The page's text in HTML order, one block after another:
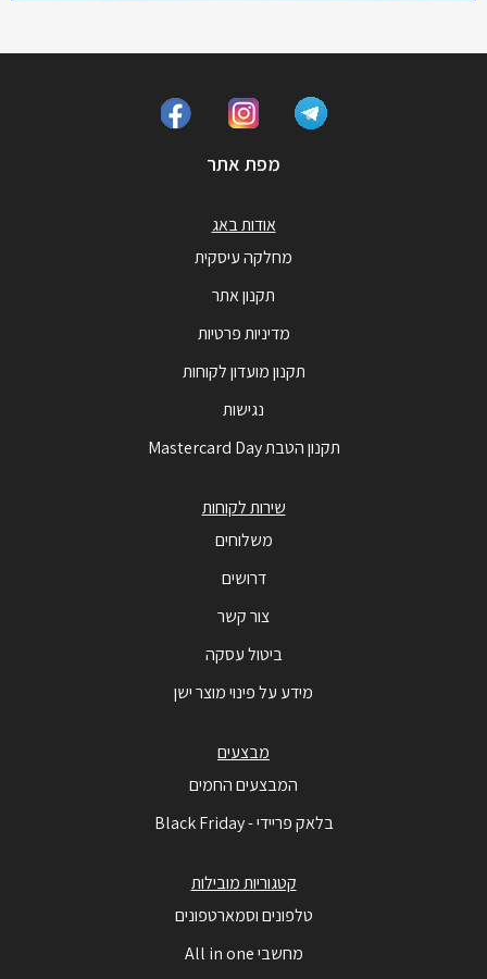
מפת אתר
אודות באג
מחלקה עיסקית
תקנון אתר
מדיניות פרטיות
תקנון מועדון לקוחות
נגישות
תקנון הטבת Mastercard Day
שירות לקוחות
משלוחים
דרושים
צור קשר
ביטול עסקה
מידע על פינוי מוצר ישן
מבצעים
המבצעים החמים
בלאק פריידי - Black Friday
קטגוריות מובילות
טלפונים וסמארטפונים
מחשבי All in one